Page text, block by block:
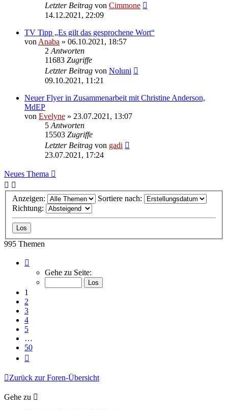
Letzter Beitrag von Cimmone
14.12.2021, 22:09
TV Tipp „Es gilt das gesprochene Wort“
von Anaba » 06.10.2021, 18:57
2 Antworten
11683 Zugriffe
Letzter Beitrag von Noluni
09.10.2021, 11:21
Neuer Flyer in Zusammenarbeit mit Christine Anderson,
MdEP
von Evelyne » 23.07.2021, 13:07
5 Antworten
15503 Zugriffe
Letzter Beitrag von gadi
23.07.2021, 17:24
Neues Thema
Anzeigen:
Sortiere nach:
Richtung:
995 Themen
von
Gehe zu Seite:
1
2
3
4
5
…
50
Zurück zur Foren-Übersicht
Gehe zu